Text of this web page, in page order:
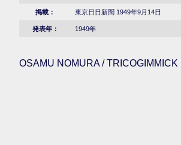
掲載： 東京日日新聞 1949年9月14日
発表年： 1949年
OSAMU NOMURA /